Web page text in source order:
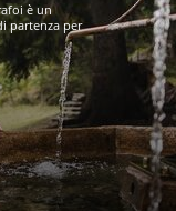
è un
partenza per